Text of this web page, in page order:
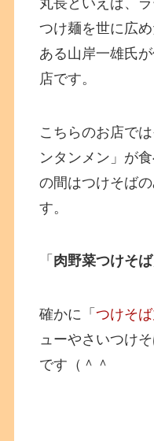
つけ麺を世に広
ある山岸一雄氏
店です。
こちらのお店で
ンタンメン」が
の間はつけそば
す。
「 肉野菜つけそば
確かに「つけそ
ューやさいつけ
です（＾＾